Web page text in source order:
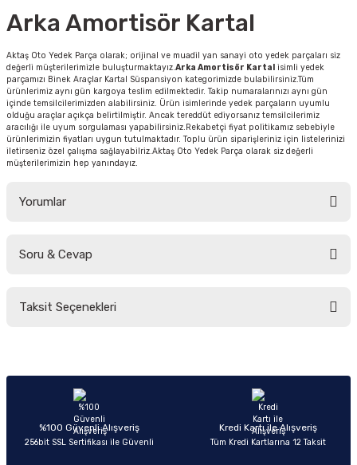
Arka Amortisör Kartal
Aktaş Oto Yedek Parça olarak; orijinal ve muadil yan sanayi oto yedek parçaları siz
değerli müşterilerimizle buluşturmaktayız.Arka Amortisör Kartal isimli yedek
parçamızı Binek Araçlar Kartal Süspansiyon kategorimizde bulabilirsiniz.Tüm
ürünlerimiz aynı gün kargoya teslim edilmektedir. Takip numaralarınızı aynı gün
içinde temsilcilerimizden alabilirsiniz. Ürün isimlerinde yedek parçaların uyumlu
olduğu araçlar açıkça belirtilmiştir. Ancak tereddüt ediyorsanız temsilcilerimiz
aracılığı ile uyum sorgulaması yapabilirsiniz.Rekabetçi fiyat politikamız sebebiyle
ürünlerimizin fiyatları uygun tutulmaktadır. Toplu ürün siparişleriniz için listelerinizi
iletirseniz özel çalışma sağlayabilriz.Aktaş Oto Yedek Parça olarak siz değerli
müşterilerimizin hep yanındayız.
Yorumlar
Soru & Cevap
Taksit Seçenekleri
%100 Güvenli Alışveriş
256bit SSL Sertifikası ile Güvenli
Kredi Kartı ile Alışveriş
Tüm Kredi Kartlarına 12 Taksit